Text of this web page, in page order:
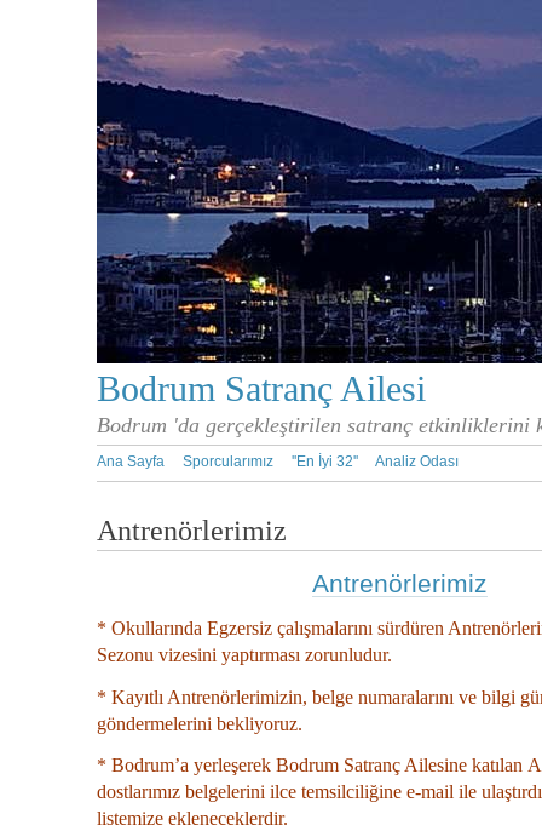
Bodrum Satranç Ailesi
Bodrum 'da gerçekleştirilen satranç etkinliklerini
Ana Sayfa Sporcularımız ''En İyi 32'' Analiz Odası
Antrenörlerimiz
Antrenörlerimiz
* Okullarında Egzersiz çalışmalarını sürdüren
Sezonu vizesini yaptırması zorunludur.
* Kayıtlı Antrenörlerimizin, belge numaralarını ve bilgi
göndermelerini bekliyoruz.
* Bodrum’a yerleşerek Bodrum Satranç Ailesine katılan
dostlarımız belgelerini ilce temsilciliğine e-mail ile
listemize ekleneceklerdir.